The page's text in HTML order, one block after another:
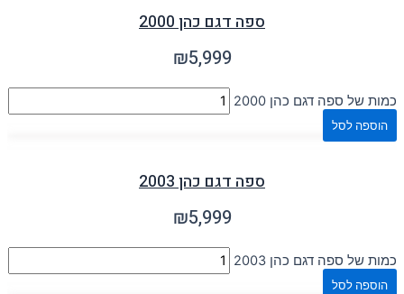
ספה דגם כהן 2000
₪5,999
כמות של ספה דגם כהן 2000
הוספה לסל
ספה דגם כהן 2003
₪5,999
כמות של ספה דגם כהן 2003
הוספה לסל